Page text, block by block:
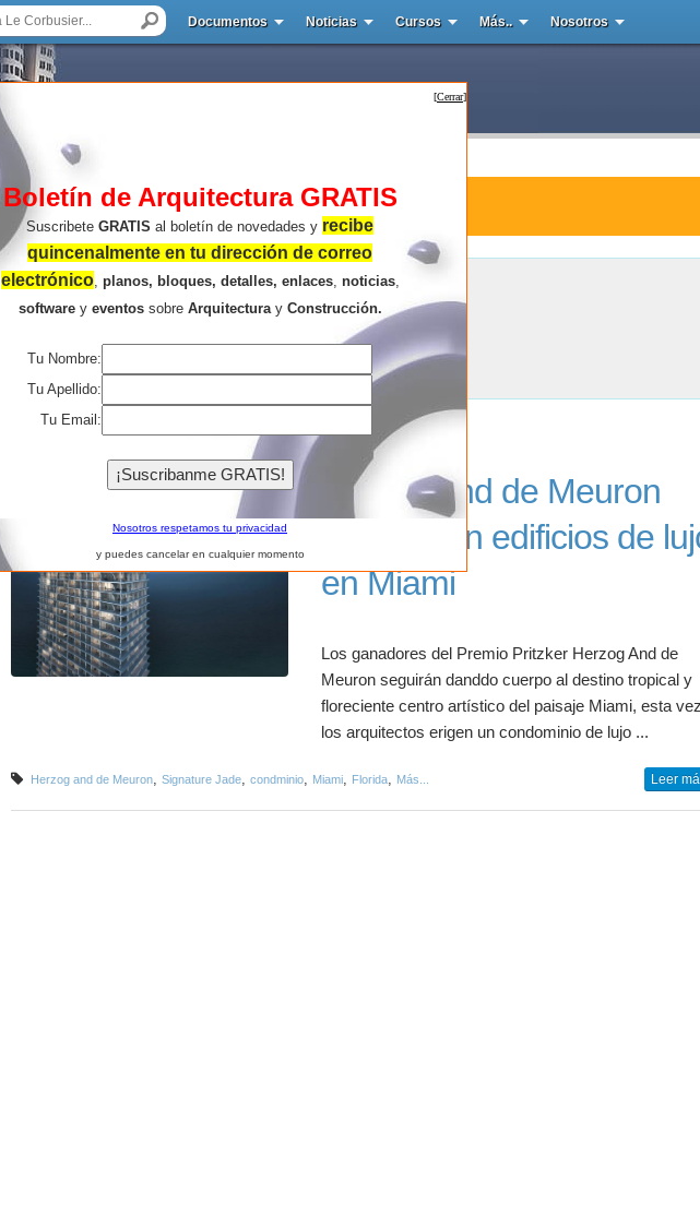
Documentos Noticias Cursos Más.. Nosotros
Noticias de Arquitectura : condminio
condminio
Resultados de la búsqueda .
Herzog and de Meuron
construyen edificios de
en Miami
Los ganadores del Premio Pritzker Herzog And de
Meuron seguirán danddo cuerpo al destino tropical y
floreciente centro artístico del paisaje Miami, esta vez
los arquitectos erigen un condominio de lujo ...
Herzog and de Meuron, Signature Jade, condminio, Miami, Florida, Más... Leer
[Cerrar]
Boletín de Arquitectura GRATIS
Suscribete GRATIS al boletín de novedades y recibe
quincenalmente en tu dirección de correo
electrónico, planos, bloques, detalles, enlaces, noticias,
softwarey eventossobre Arquitecturay Construcción.
Tu Nombre:
Tu Apellido:
Tu Email:
Nosotros respetamos tu privacidad
y puedes cancelar en cualquier momento